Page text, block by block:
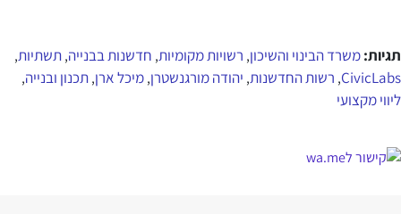
תגיות:משרד הבינוי והשיכון, רשויות מקומיות, חדשנות בבנייה,תשתיות,
CivicLabs
, רשות החדשנות, יהודה מורגנשטרן,מיכל ארן,תכנון ובנייה,
ליווי מקצועי